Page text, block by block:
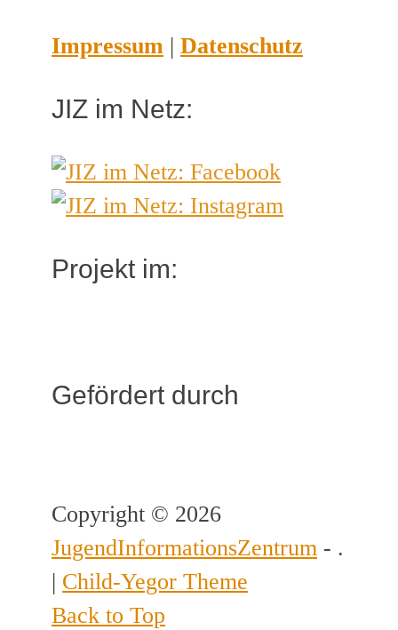
Impressum | Datenschutz
JIZ im Netz:
Projekt im:
Gefördert durch
Copyright © 2026
JugendInformationsZentrum - .
| Child-Yegor Theme
Back to Top